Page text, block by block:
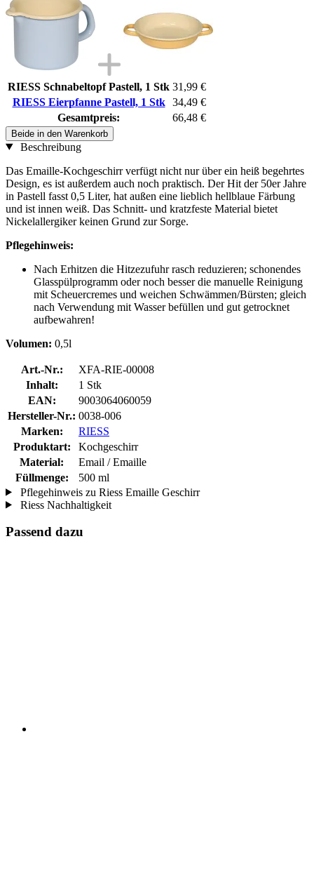
RIESS Schnabeltopf Pastell, 1 Stk 31,99 €
RIESS Eierpfanne Pastell, 1 Stk
34,49 €
Gesamtpreis:
66,48 €
Beide in den Warenkorb
Beschreibung
Das Emaille-Kochgeschirr verfügt nicht nur über ein heiß begehrtes
Design, es ist außerdem auch noch praktisch. Der Hit der 50er Jahre
in Pastell fasst 0,5 Liter, hat außen eine lieblich hellblaue Färbung
und ist innen weiß. Das Schnitt- und kratzfeste Material bietet
Nickelallergiker keinen Grund zur Sorge.
Pflegehinweis:
Nach Erhitzen die Hitzezufuhr rasch reduzieren; schonendes
Glasspülprogramm oder noch besser die manuelle Reinigung
mit Scheuercremes und weichen Schwämmen/Bürsten; gleich
nach Verwendung mit Wasser befüllen und gut getrocknet
aufbewahren!
Volumen: 0,5l
Art.-Nr.:
XFA-RIE-00008
Inhalt:
1 Stk
EAN:
9003064060059
Hersteller-Nr.: 0038-006
Marken:
RIESS
Produktart:
Kochgeschirr
Material:
Email / Emaille
Füllmenge:
500 ml
Pflegehinweis zu Riess Emaille Geschirr
Riess Nachhaltigkeit
Passend dazu